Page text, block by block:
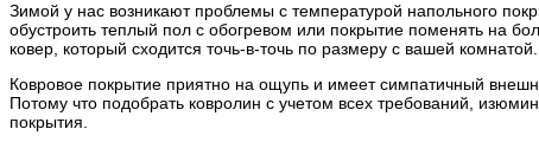
Зимой у нас возникают проблемы с температурой напольного
обустроить теплый пол с обогревом или покрытие поменять на
ковер, который сходится точь-в-точь по размеру с вашей
Ковровое покрытие приятно на ощупь и имеет симпатичный
Потому что подобрать ковролин с учетом всех требований,
покрытия.